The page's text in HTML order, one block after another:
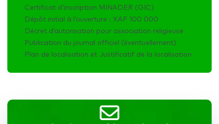
Certificat d’inscription MINADER (GIC)
Dépôt initial à l’ouverture : XAF 100 000
Décret d’autorisation pour association religieuse
Publication du journal officiel (éventuellement)
Plan de localisation et Justificatif de la localisation